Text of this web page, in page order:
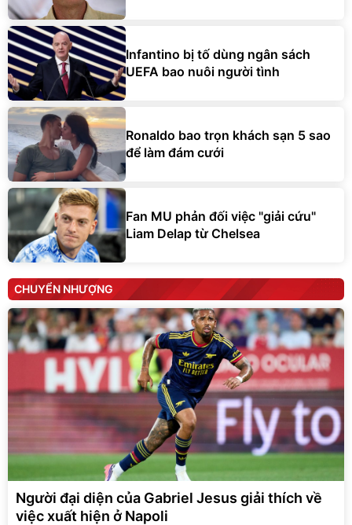
Infantino bị tố dùng ngân sách
UEFA bao nuôi người tình
Ronaldo bao trọn khách sạn 5 sao
để làm đám cưới
Fan MU phản đối việc "giải cứu"
Liam Delap từ Chelsea
CHUYỂN NHƯỢNG
Người đại diện của Gabriel Jesus giải thích về
việc xuất hiện ở Napoli